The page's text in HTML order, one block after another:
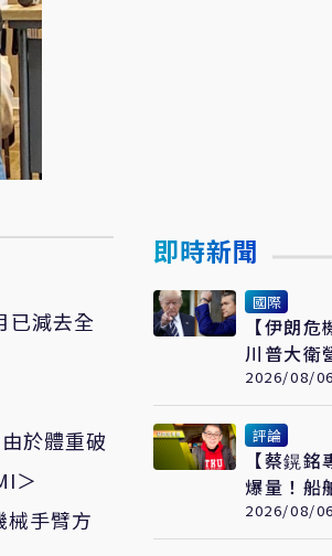
已減去全
於體重破
＞
械手臂方
即時新聞
國際
【伊朗
川普大衛
斯 伊朗
限縮軍事
2026/08/06
評論
【蔡鎤
爆量！船
1.1億總噸
2026/08/06